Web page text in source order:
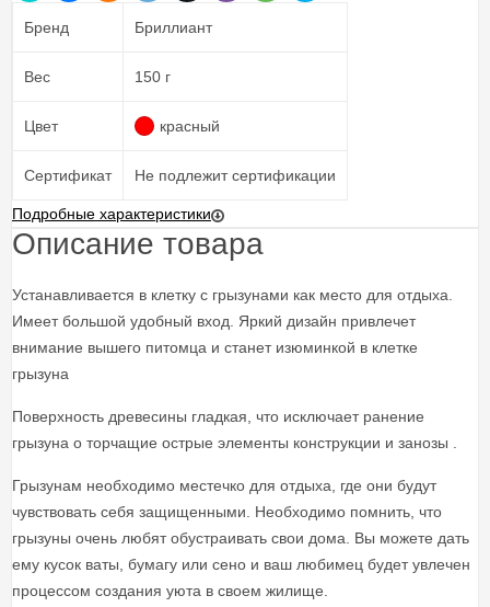
Бренд Бриллиант
Вес 150 г
Цвет красный
Сертификат Не подлежит сертификации
Подробные характеристики
Описание товара
Устанавливается в клетку с грызунами как место для отдыха.
Имеет большой удобный вход. Яркий дизайн привлечет
внимание вышего питомца и станет изюминкой в клетке
грызуна
Поверхность древесины гладкая, что исключает ранение
грызуна о торчащие острые элементы конструкции и занозы .
Грызунам необходимо местечко для отдыха, где они будут
чувствовать себя защищенными. Необходимо помнить, что
грызуны очень любят обустраивать свои дома. Вы можете дать
ему кусок ваты, бумагу или сено и ваш любимец будет увлечен
процессом создания уюта в своем жилище.